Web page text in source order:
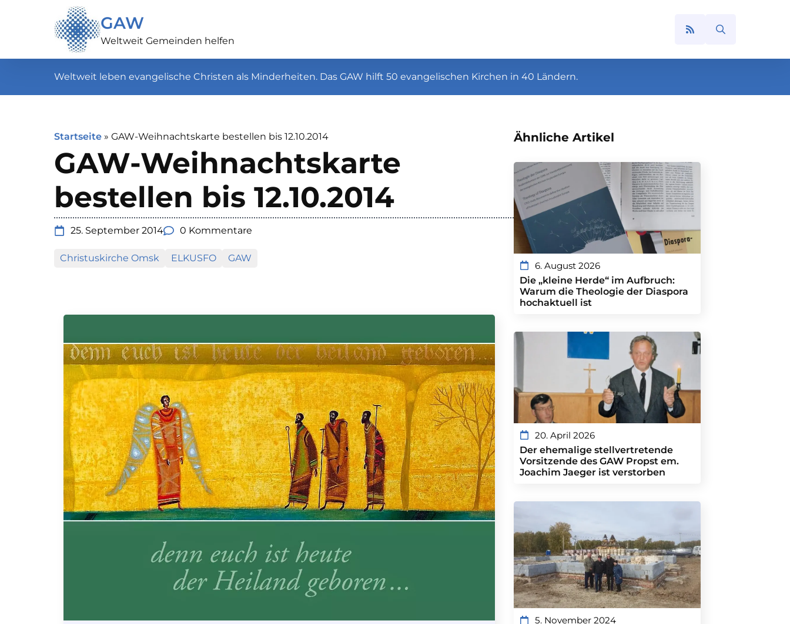
GAW
Weltweit Gemeinden helfen
Weltweit leben evangelische Christen als Minderheiten. Das GAW hilft 50 evangelischen Kirchen in 40 Ländern.
Startseite » GAW-Weihnachtskarte bestellen bis 12.10.2014
GAW-Weihnachtskarte
bestellen bis 12.10.2014
25. September 2014 0 Kommentare
Christuskirche Omsk ELKUSFO GAW
Ähnliche Artikel
6. August 2026
Die „kleine Herde“ im Aufbruch:
Warum die Theologie der Diaspora
hochaktuell ist
20. April 2026
Der ehemalige stellvertretende
Vorsitzende des GAW Propst em.
Joachim Jaeger ist verstorben
5. November 2024